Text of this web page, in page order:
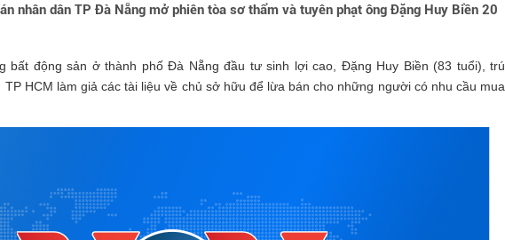
nhân dân TP Đà Nẵng mở phiên tòa sơ thẩm và tuyên phạt ông Đặng Huy Biền 20
bất động sản ở thành phố Đà Nẵng đầu tư sinh lợi cao, Đặng Huy Biền (83 tuổi), trú
HCM làm giả các tài liệu về chủ sở hữu để lừa bán cho những người có nhu cầu mua